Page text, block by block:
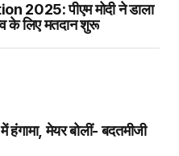
2025: पीएम मोदी ने डाला
के लिए मतदान शुरू
मेयर बोलीं- बदतमीजी